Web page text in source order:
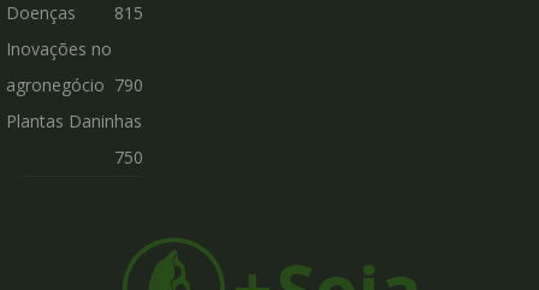
Doenças
815
Inovações no
agronegócio 790
Plantas Daninhas
750